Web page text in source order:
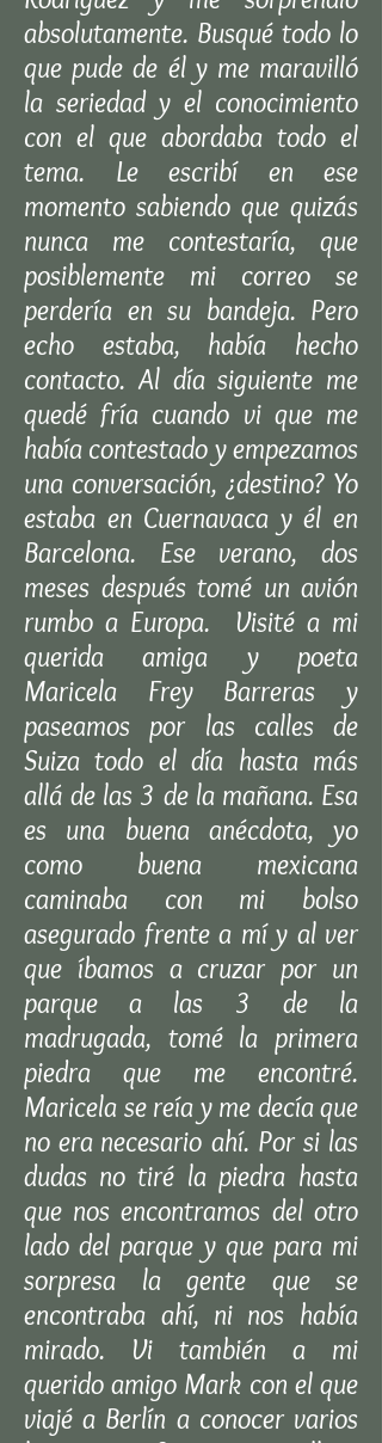
absolutamente. Busqué todo lo
que pude de él y me maravilló
la seriedad y el conocimiento
con el que abordaba todo el
tema. Le escribí en ese
momento sabiendo que quizás
nunca me contestaría, que
posiblemente mi correo se
perdería en su bandeja. Pero
echo estaba, había hecho
contacto. Al día siguiente me
quedé fría cuando vi que me
había contestado y empezamos
una conversación, ¿destino? Yo
estaba en Cuernavaca y él en
Barcelona. Ese verano, dos
meses después tomé un avión
rumbo a Europa. Visité a mi
querida amiga y poeta
Maricela Frey Barreras y
paseamos por las calles de
Suiza todo el día hasta más
allá de las 3 de la mañana. Esa
es una buena anécdota, yo
como buena mexicana
caminaba con mi bolso
asegurado frente a mí y al ver
que íbamos a cruzar por un
parque a las 3 de la
madrugada, tomé la primera
piedra que me encontré.
Maricela se reía y me decía que
no era necesario ahí. Por si las
dudas no tiré la piedra hasta
que nos encontramos del otro
lado del parque y que para mi
sorpresa la gente que se
encontraba ahí, ni nos había
mirado. Vi también a mi
querido amigo Mark con el que
viajé a Berlín a conocer varios